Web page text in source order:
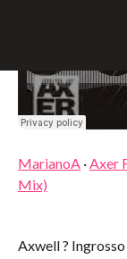
MarianoA ·Axer
Mix)
Axwell ? Ingrosso